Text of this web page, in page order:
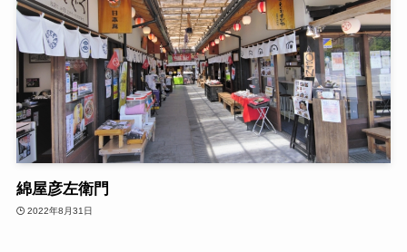
綿屋彦左衛門
2022年8月31日